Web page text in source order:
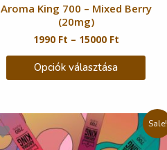
Aroma King 700 – Mixed Berry
(20mg)
1990 Ft – 15000 Ft
Opciók választása
Sale!